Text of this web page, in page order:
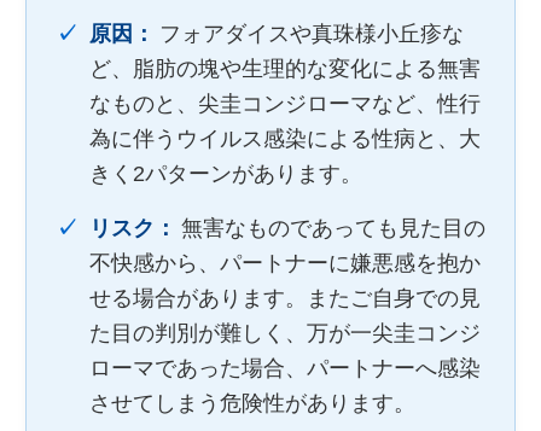
原因：
フォアダイスや真珠様小丘疹な
ど、脂肪の塊や生理的な変化による無害
なものと、尖圭コンジローマなど、性行
為に伴うウイルス感染による性病と、大
きく2パターンがあります。
リスク： 無害なものであっても見た目の
不快感から、パートナーに嫌悪感を抱か
せる場合があります。またご自身での見
た目の判別が難しく、万が一尖圭コンジ
ローマであった場合、パートナーへ感染
させてしまう危険性があります。